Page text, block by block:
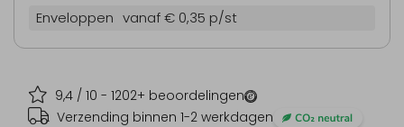
9,4 / 10 - 1202+ beoordelingen
Verzending binnen 1-2 werkdagen
Enveloppen vanaf € 0,35 p/st